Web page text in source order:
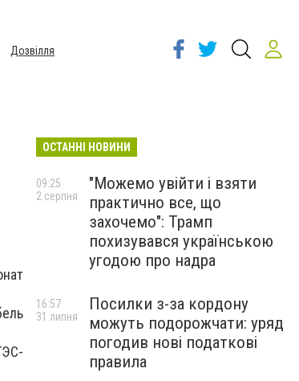
Дозвілля
ОСТАННІ НОВИНИ
"Можемо увійти і взяти
практично все, що
захочемо": Трамп
похизувався українською
угодою про надра
09:25
2 серпня
Посилки з-за кордону
можуть подорожчати: уряд
погодив нові податкові
правила
16:57
31 липня